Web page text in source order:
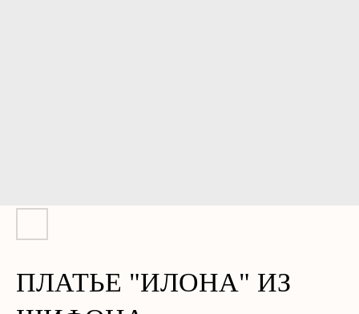
ПЛАТЬЕ "ИЛОНА" ИЗ